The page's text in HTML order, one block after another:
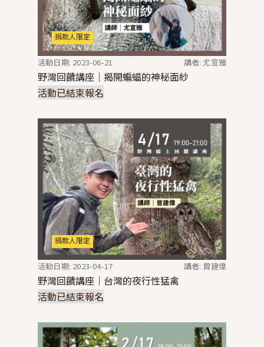
捐款人限定
活動日期: 2023-06-21 講者: 尤宣雅
野灣回饋講座｜揭開蝙蝠的神秘面紗
活動已結束報名
捐款人限定
活動日期: 2023-04-17 講者: 曾建偉
野灣回饋講座｜台灣的夜行性猛禽
活動已結束報名